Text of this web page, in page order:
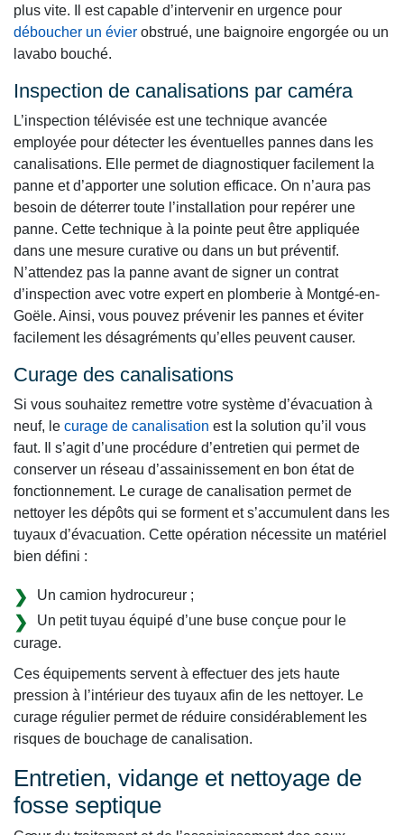
plus vite. Il est capable d’intervenir en urgence pour
déboucher un évier obstrué, une baignoire engorgée ou un
lavabo bouché.
Inspection de canalisations par caméra
L’inspection télévisée est une technique avancée
employée pour détecter les éventuelles pannes dans les
canalisations. Elle permet de diagnostiquer facilement la
panne et d’apporter une solution efficace. On n’aura pas
besoin de déterrer toute l’installation pour repérer une
panne. Cette technique à la pointe peut être appliquée
dans une mesure curative ou dans un but préventif.
N’attendez pas la panne avant de signer un contrat
d’inspection avec votre expert en plomberie à Montgé-en-
Goële. Ainsi, vous pouvez prévenir les pannes et éviter
facilement les désagréments qu’elles peuvent causer.
Curage des canalisations
Si vous souhaitez remettre votre système d’évacuation à
neuf, le curage de canalisation est la solution qu’il vous
faut. Il s’agit d’une procédure d’entretien qui permet de
conserver un réseau d’assainissement en bon état de
fonctionnement. Le curage de canalisation permet de
nettoyer les dépôts qui se forment et s’accumulent dans les
tuyaux d’évacuation. Cette opération nécessite un matériel
bien défini :
Un camion hydrocureur ;
Un petit tuyau équipé d’une buse conçue pour le
curage.
Ces équipements servent à effectuer des jets haute
pression à l’intérieur des tuyaux afin de les nettoyer. Le
curage régulier permet de réduire considérablement les
risques de bouchage de canalisation.
Entretien, vidange et nettoyage de
fosse septique